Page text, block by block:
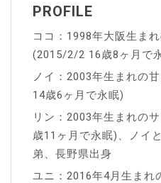
PROFILE
ココ：1998年大阪生ま
(2015/2/2 16歳8ヶ月で
ノイ：2003年生まれの
14歳6ヶ月で永眠)
リン：2003年生まれの
歳11ヶ月で永眠)、ノイ
弟、長野県出身
ユニ：2016年4月生まれ